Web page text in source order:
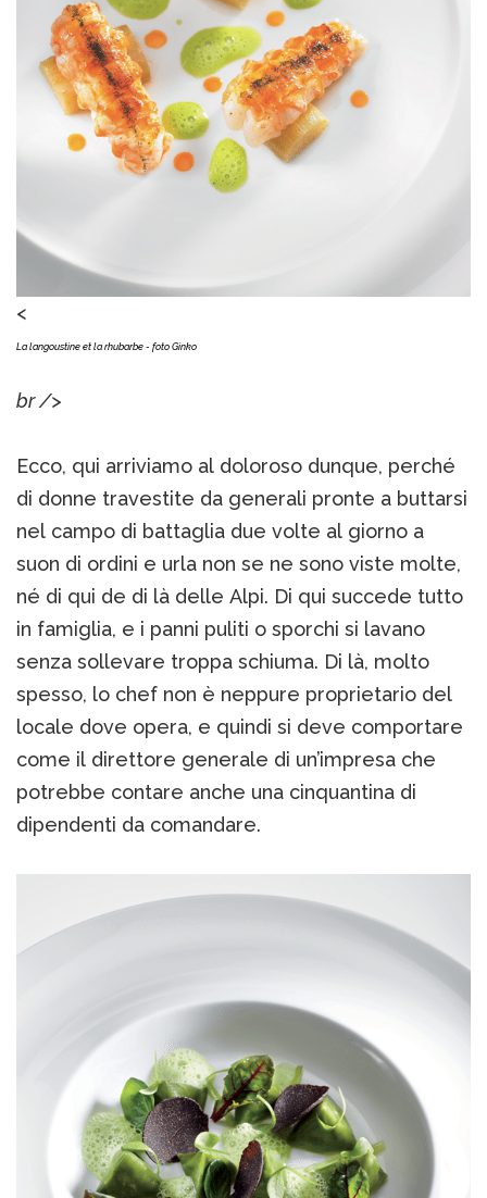
<
La langoustine et la rhubarbe - foto Ginko
br />
Ecco, qui arriviamo al doloroso dunque, perché
di donne travestite da generali pronte a buttarsi
nel campo di battaglia due volte al giorno a
suon di ordini e urla non se ne sono viste molte,
né di qui de di là delle Alpi. Di qui succede tutto
in famiglia, e i panni puliti o sporchi si lavano
senza sollevare troppa schiuma. Di là, molto
spesso, lo chef non è neppure proprietario del
locale dove opera, e quindi si deve comportare
come il direttore generale di un’impresa che
potrebbe contare anche una cinquantina di
dipendenti da comandare.